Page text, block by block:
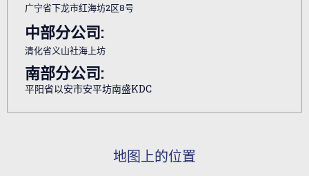
广宁省下龙市红海坊2区8号
中部分公司:
清化省义山社海上坊
南部分公司:
平阳省以安市安平坊南盛KDC
地图上的位置